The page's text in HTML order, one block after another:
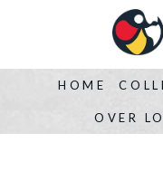
HOME
OVER